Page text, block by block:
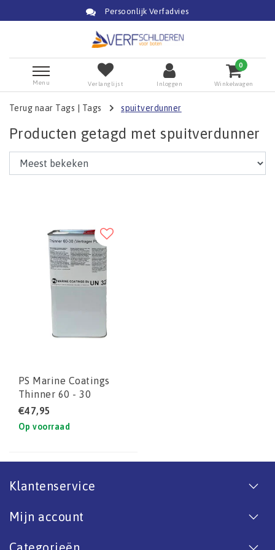
Persoonlijk Verfadvies
Menu Verlanglijst Inloggen
0
Winkelwagen
Terug naar Tags Tags spuitverdunner
Producten getagd met spuitverdunner
PS Marine Coatings
Thinner 60 - 30
(VERTRAGER PU)
€47,95
Op voorraad
Klantenservice
Mijn account
Categorieën